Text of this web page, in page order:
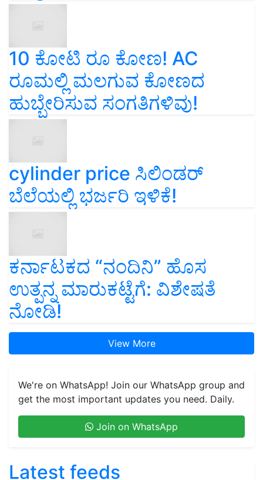
10 ಕೋಟಿ ರೂ ಕೋಣ! AC
ರೂಮಲ್ಲಿ ಮಲಗುವ ಕೋಣದ
ಹುಬ್ಬೇರಿಸುವ ಸಂಗತಿಗಳಿವು!
cylinder price ಸಿಲಿಂಡರ್‌
ಬೆಲೆಯಲ್ಲಿ ಭರ್ಜರಿ ಇಳಿಕೆ!
ಕರ್ನಾಟಕದ “ನಂದಿನಿ” ಹೊಸ
ಉತ್ಪನ್ನ ಮಾರುಕಟ್ಟೆಗೆ: ವಿಶೇಷತೆ
ನೋಡಿ!
View More
We're on WhatsApp! Join our WhatsApp group and
get the most important updates you need. Daily.
Join on WhatsApp
Latest feeds